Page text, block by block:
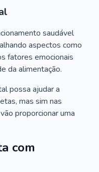
saudável
aspectos como
fatores emocionais
da alimentação.
possa ajudar a
mas sim nas
proporcionar uma
com